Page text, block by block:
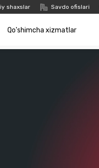
shaxslar Savdo ofislari
Qo'shimcha xizmatlar